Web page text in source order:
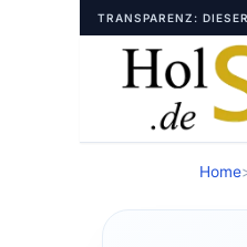
TRANSPARENZ:
Home